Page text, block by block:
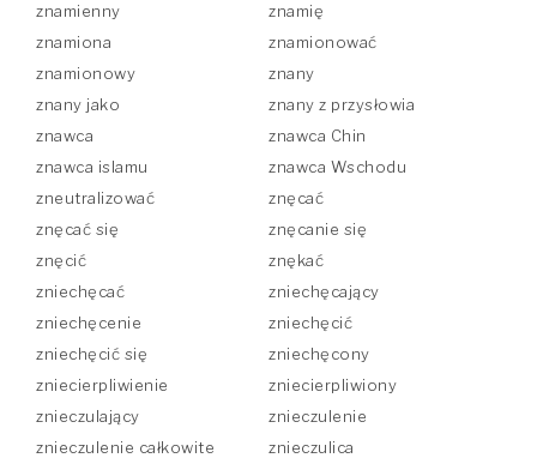
znamienny
znamię
znamiona
znamionować
znamionowy
znany
znany jako
znany z przysłowia
znawca
znawca Chin
znawca islamu
znawca Wschodu
zneutralizować
znęcać
znęcać się
znęcanie się
znęcić
znękać
zniechęcać
zniechęcający
zniechęcenie
zniechęcić
zniechęcić się
zniechęcony
zniecierpliwienie
zniecierpliwiony
znieczulający
znieczulenie
znieczulenie całkowite
znieczulica